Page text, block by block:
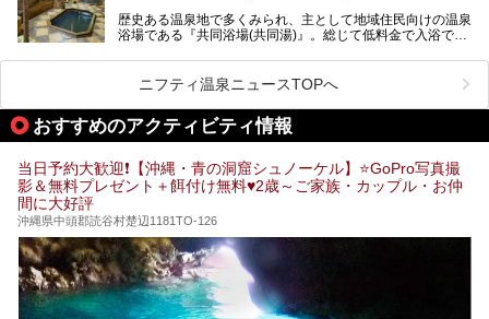
いくつ読めるか、ぜひチャレンジしてみて下さいね！
歴史ある温泉地で多くみられ、主として地域住民向けの温泉
浴場である『共同浴場(共同湯)』。総じて低料金で入浴で
特徴です。
共同浴場は全国各地の温泉地にありますが、特に九州地方は
共同湯文化が古くから発展し、質・量ともに大変充実。九州
は“共同湯王国”といっても決して過言では無いでしょう。
今回は地元在住の九州の温泉ライターである筆者が過去入浴
した中から、源泉かけ流しと泉質の良さにこだわって九州の
めぐりの参考にされてみて下さい！
ニフティ温泉ニュースTOPへ
おすすめのアクティビティ情報
当日予約大歓迎❗【沖縄・青の洞窟シュノーケル】⭐GoPro写真撮
影＆無料プレゼント＋餌付け無料♥️2歳～ご家族・カップル・お仲
間に大好評
沖縄県中頭郡読谷村楚辺1181TO-126